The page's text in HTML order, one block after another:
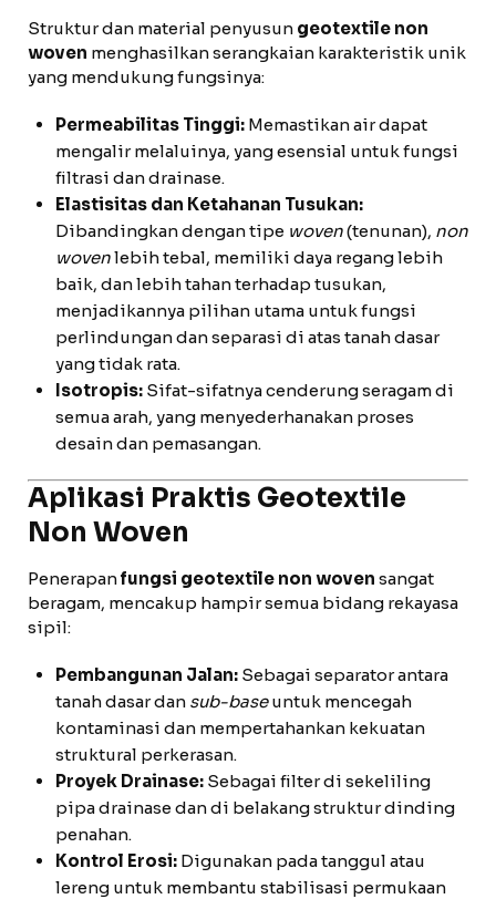
Struktur dan material penyusun geotextile non
woven menghasilkan serangkaian karakteristik unik
yang mendukung fungsinya:
Permeabilitas Tinggi: Memastikan air dapat
mengalir melaluinya, yang esensial untuk fungsi
filtrasi dan drainase.
Elastisitas dan Ketahanan Tusukan:
Dibandingkan dengan tipe woven(tenunan), non
wovenlebih tebal, memiliki daya regang lebih
baik, dan lebih tahan terhadap tusukan,
menjadikannya pilihan utama untuk fungsi
perlindungan dan separasi di atas tanah dasar
yang tidak rata.
Isotropis: Sifat-sifatnya cenderung seragam di
semua arah, yang menyederhanakan proses
desain dan pemasangan.
Aplikasi Praktis Geotextile
Non Woven
Penerapanfungsi geotextile non woven sangat
beragam, mencakup hampir semua bidang rekayasa
sipil:
Pembangunan Jalan: Sebagai separator antara
tanah dasar dan sub-baseuntuk mencegah
kontaminasi dan mempertahankan kekuatan
struktural perkerasan.
Proyek Drainase: Sebagai filter di sekeliling
pipa drainase dan di belakang struktur dinding
penahan.
Kontrol Erosi: Digunakan pada tanggul atau
lereng untuk membantu stabilisasi permukaan